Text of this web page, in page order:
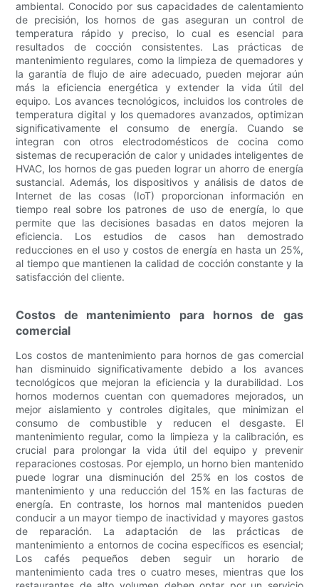
ambiental. Conocido por sus capacidades de calentamiento
de precisión, los hornos de gas aseguran un control de
temperatura rápido y preciso, lo cual es esencial para
resultados de cocción consistentes. Las prácticas de
mantenimiento regulares, como la limpieza de quemadores y
la garantía de flujo de aire adecuado, pueden mejorar aún
más la eficiencia energética y extender la vida útil del
equipo. Los avances tecnológicos, incluidos los controles de
temperatura digital y los quemadores avanzados, optimizan
significativamente el consumo de energía. Cuando se
integran con otros electrodomésticos de cocina como
sistemas de recuperación de calor y unidades inteligentes de
HVAC, los hornos de gas pueden lograr un ahorro de energía
sustancial. Además, los dispositivos y análisis de datos de
Internet de las cosas (IoT) proporcionan información en
tiempo real sobre los patrones de uso de energía, lo que
permite que las decisiones basadas en datos mejoren la
eficiencia. Los estudios de casos han demostrado
reducciones en el uso y costos de energía en hasta un 25%,
al tiempo que mantienen la calidad de cocción constante y la
satisfacción del cliente.
Costos de mantenimiento para hornos de gas
comercial
Los costos de mantenimiento para hornos de gas comercial
han disminuido significativamente debido a los avances
tecnológicos que mejoran la eficiencia y la durabilidad. Los
hornos modernos cuentan con quemadores mejorados, un
mejor aislamiento y controles digitales, que minimizan el
consumo de combustible y reducen el desgaste. El
mantenimiento regular, como la limpieza y la calibración, es
crucial para prolongar la vida útil del equipo y prevenir
reparaciones costosas. Por ejemplo, un horno bien mantenido
puede lograr una disminución del 25% en los costos de
mantenimiento y una reducción del 15% en las facturas de
energía. En contraste, los hornos mal mantenidos pueden
conducir a un mayor tiempo de inactividad y mayores gastos
de reparación. La adaptación de las prácticas de
mantenimiento a entornos de cocina específicos es esencial;
Los cafés pequeños deben seguir un horario de
mantenimiento cada tres o cuatro meses, mientras que los